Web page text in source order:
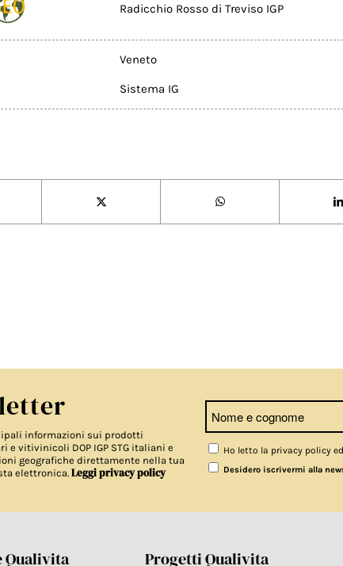
Radicchio Rosso di Treviso IGP
Veneto
Sistema IG
informazioni sui prodotti
e vitivinicoli DOP IGP STG italiani e
geografiche direttamente nella tua
elettronica. Leggi privacy policy
Ho letto la privacy policy
Desidero iscrivermi alla
Qualivita Progetti Qualivita